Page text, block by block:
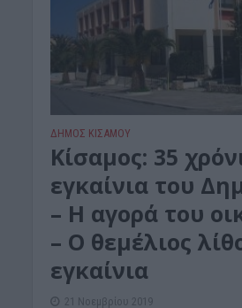
ΔΉΜΟΣ ΚΙΣΆΜΟΥ
Κίσαμος: 35
εγκαίνια του
– Η αγορά του
– Ο θεμέλιος
εγκαίνια
21 Νοεμβρίου 2019